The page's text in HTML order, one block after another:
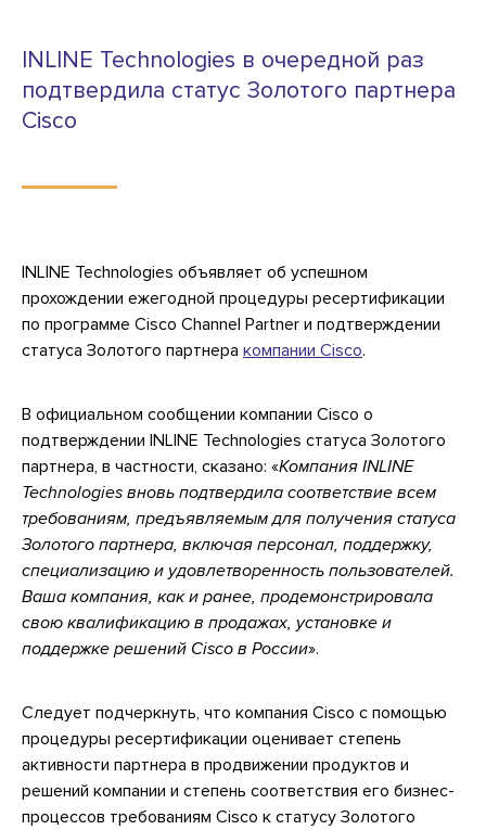
INLINE Technologies в очередной раз
подтвердила статус Золотого партнера
Cisco
INLINE Technologies объявляет об успешном
прохождении ежегодной процедуры ресертификации
по программе Cisco Channel Partner и подтверждении
статуса Золотого партнера компании Cisco.
В официальном сообщении компании Cisco о
подтверждении INLINE Technologies статуса Золотого
партнера, в частности, сказано: «Компания INLINE
Technologies вновь подтвердила соответствие всем
требованиям, предъявляемым для получения статуса
Золотого партнера, включая персонал, поддержку,
специализацию и удовлетворенность пользователей.
Ваша компания, как и ранее, продемонстрировала
свою квалификацию в продажах, установке и
поддержке решений Cisco в России».
Следует подчеркнуть, что компания Cisco с помощью
процедуры ресертификации оценивает степень
активности партнера в продвижении продуктов и
решений компании и степень соответствия его бизнес-
процессов требованиям Cisco к статусу Золотого